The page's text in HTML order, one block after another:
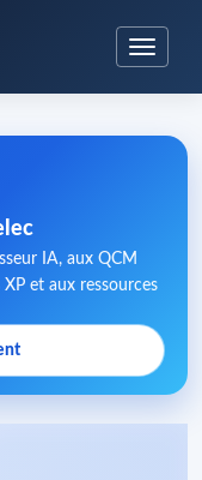
IA, aux QCM
et aux ressources